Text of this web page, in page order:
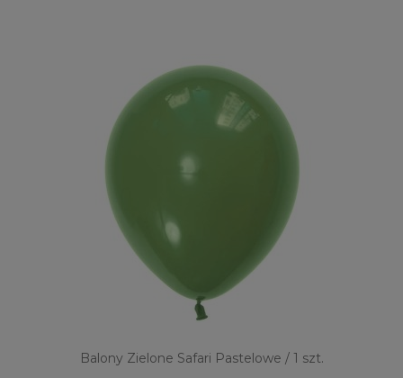
Balony Zielone Safari Pastelowe / 1 szt.